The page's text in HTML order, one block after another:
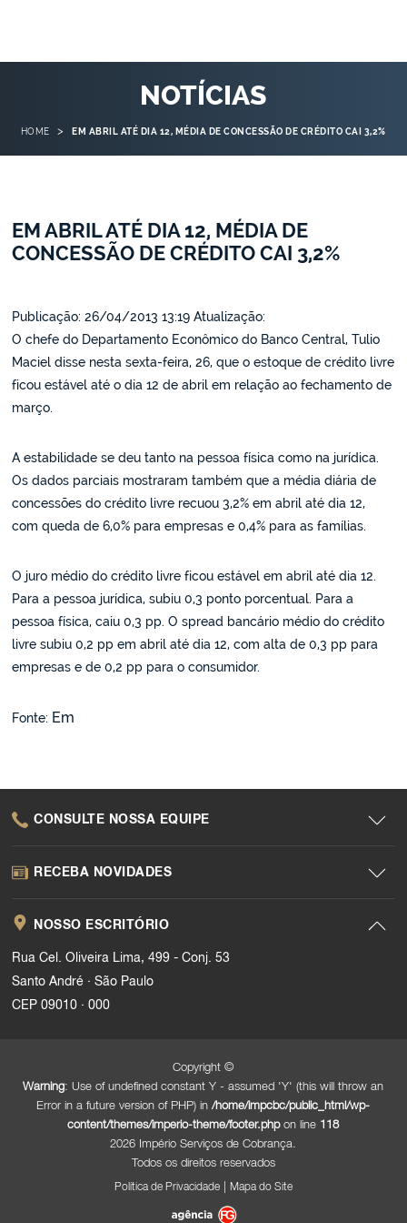
NOTÍCIAS
HOME > EM ABRIL ATÉ DIA 12, MÉDIA DE CONCESSÃO DE CRÉDITO CAI 3,2%
EM ABRIL ATÉ DIA 12, MÉDIA DE
CONCESSÃO DE CRÉDITO CAI 3,2%
Publicação: 26/04/2013 13:19 Atualização:
O chefe do Departamento Econômico do Banco Central, Tulio
Maciel disse nesta sexta-feira, 26, que o estoque de crédito livre
ficou estável até o dia 12 de abril em relação ao fechamento de
março.
A estabilidade se deu tanto na pessoa física como na jurídica.
Os dados parciais mostraram também que a média diária de
concessões do crédito livre recuou 3,2% em abril até dia 12,
com queda de 6,0% para empresas e 0,4% para as famílias.
O juro médio do crédito livre ficou estável em abril até dia 12.
Para a pessoa jurídica, subiu 0,3 ponto porcentual. Para a
pessoa física, caiu 0,3 pp. O spread bancário médio do crédito
livre subiu 0,2 pp em abril até dia 12, com alta de 0,3 pp para
empresas e de 0,2 pp para o consumidor.
Fonte: Em
CONSULTE NOSSA EQUIPE
RECEBA NOVIDADES
NOSSO ESCRITÓRIO
Rua Cel. Oliveira Lima, 499 - Conj. 53
Santo André
São Paulo
CEP 09010
000
Copyright ©
Warning: Use of undefined constant Y - assumed 'Y' (this will throw an
Error in a future version of PHP) in/home/impcbc/public_html/wp-
content/themes/imperio-theme/footer.phpon line 118
2026 Império Serviços de Cobrança.
Todos os direitos reservados
Política de Privacidade| Mapa do Site